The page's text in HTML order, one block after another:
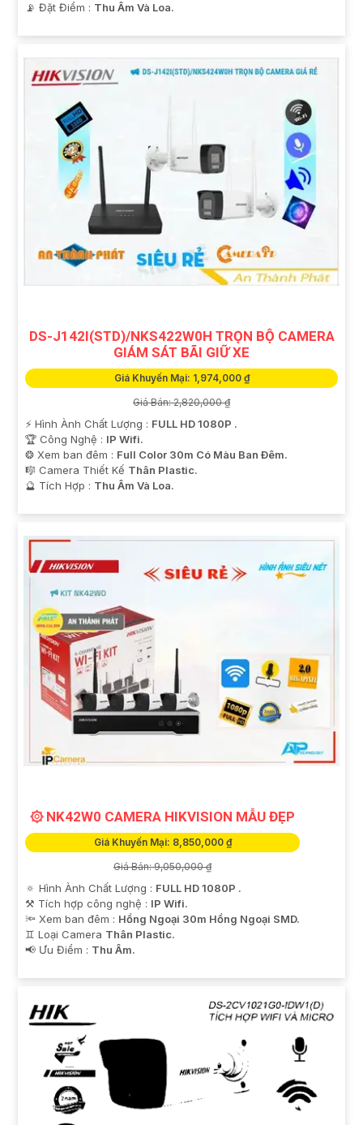
️📡 Đặt Điểm : Thu Âm Và Loa.
DS-J142I(STD)/NKS422W0H TRỌN BỘ CAMERA
GIÁM SÁT BÃI GIỮ XE
Giá Khuyến Mại: 1,974,000 ₫
Giá Bán: 2,820,000 ₫
️⚡ Hình Ành Chất Lượng : FULL HD 1080P .
🏆 Công Nghệ : IP Wifi.
❂ Xem ban đêm : Full Color 30m Có Màu Ban Ðêm.
🎼️ Camera Thiết Kế Thân Plastic.
️🔮 Tích Hợp : Thu Âm Và Loa.
۞ NK42W0 CAMERA HIKVISION MẪU ĐẸP
Giá Khuyến Mại: 8,850,000 ₫
Giá Bán: 9,050,000 ₫
🔅 Hình Ành Chất Lượng : FULL HD 1080P .
⚒ Tích hợp công nghệ : IP Wifi.
🔦 Xem ban đêm : Hồng Ngoại 30m Hồng Ngoại SMD.
♊ Loại Camera Thân Plastic.
️📢 Ưu Điểm : Thu Âm.